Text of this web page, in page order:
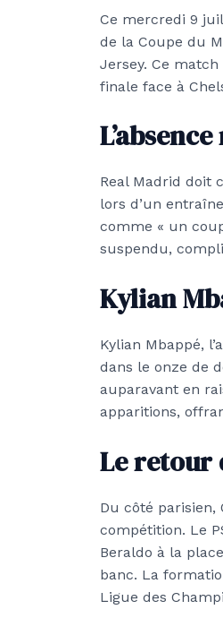
Ce mercredi 9
de la Coupe du
Jersey. Ce
finale face à
Real Madrid doit
lors d’un
comme « un
suspendu,
Kylian
Kylian Mbappé,
dans le onze de
auparavant en
apparitions,
Le retour
Du côté
compétition. Le
Beraldo à la
banc. La
Ligue des